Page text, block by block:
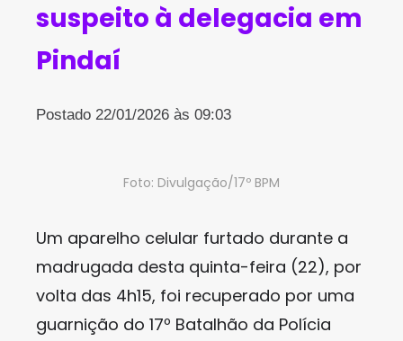
suspeito à delegacia em
Pindaí
Postado 22/01/2026 às 09:03
Foto: Divulgação/17º BPM
Um aparelho celular furtado durante a
madrugada desta quinta-feira (22), por
volta das 4h15, foi recuperado por uma
guarnição do 17º Batalhão da Polícia